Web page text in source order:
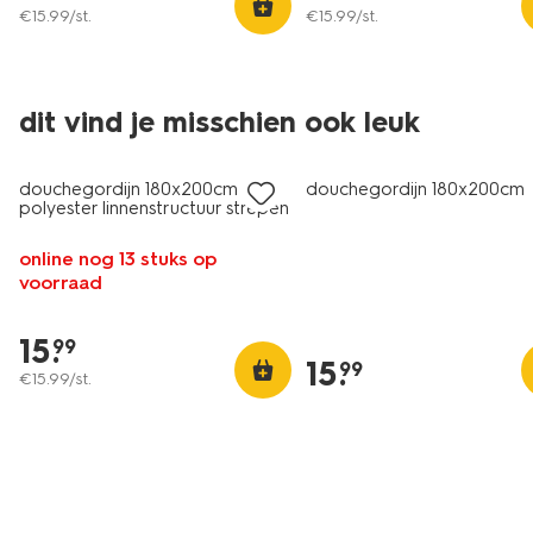
€15.99/st. €15.99/st.
dit vind je misschien ook leuk
douchegordijn 180x200cm
polyester linnenstructuur strepen
online nog 13 stuks op
voorraad
15.
99
€15.99/st.
douchegordijn 180x200cm
15.
99